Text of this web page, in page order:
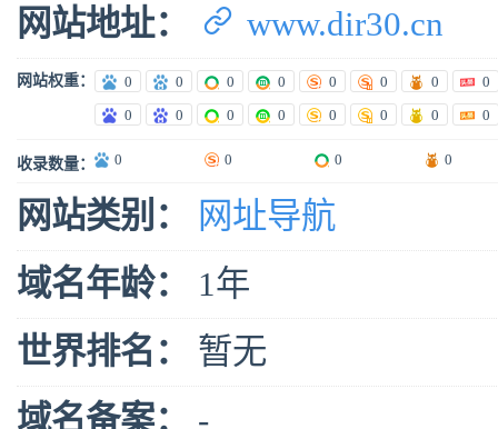
网站地址：  www.dir30.cn
网站权重： 0 0 0 0 0 0 0
0
0
0 0 0 0 0 0 0
收录数量： 0 0 0 0
网站类别：
网址导航
域名年龄：
1年
世界排名：
暂无
域名备案：
-